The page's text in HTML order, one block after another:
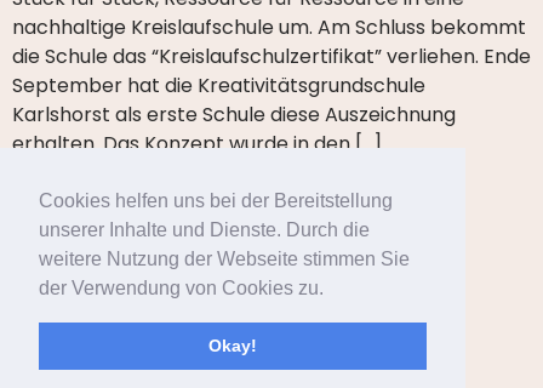
Cookies helfen uns bei der Bereitstellung
unserer Inhalte und Dienste. Durch die
weitere Nutzung der Webseite stimmen Sie
der Verwendung von Cookies zu.
Okay!
nachhaltige Kreislaufschule um. Am Schluss bekommt
die Schule das “Kreislaufschulzertifikat” verliehen. Ende
September hat die Kreativitätsgrundschule
Karlshorst als erste Schule diese Auszeichnung
erhalten. Das Konzept wurde in den […]
Newsblog